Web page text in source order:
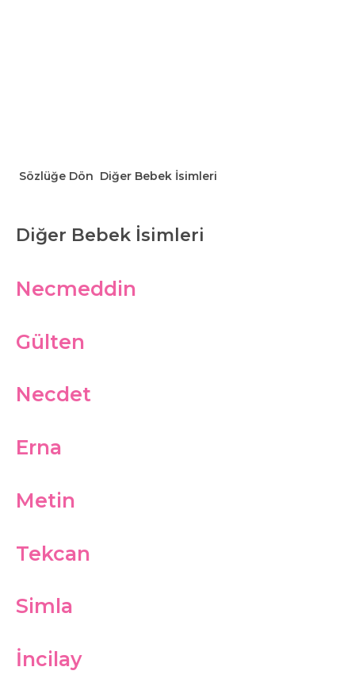
Sözlüğe Dön Diğer Bebek İsimleri
Diğer Bebek İsimleri
Necmeddin
Gülten
Necdet
Erna
Metin
Tekcan
Simla
İncilay